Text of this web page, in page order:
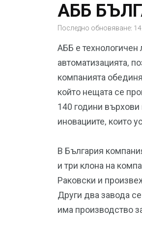
АББ
Последно обновяване:
АББ е
автоматизацията,
компанията
който нещата се
140 години
иновациите, които
В България
и три клона на
Раковски и
Други два завода
има производство